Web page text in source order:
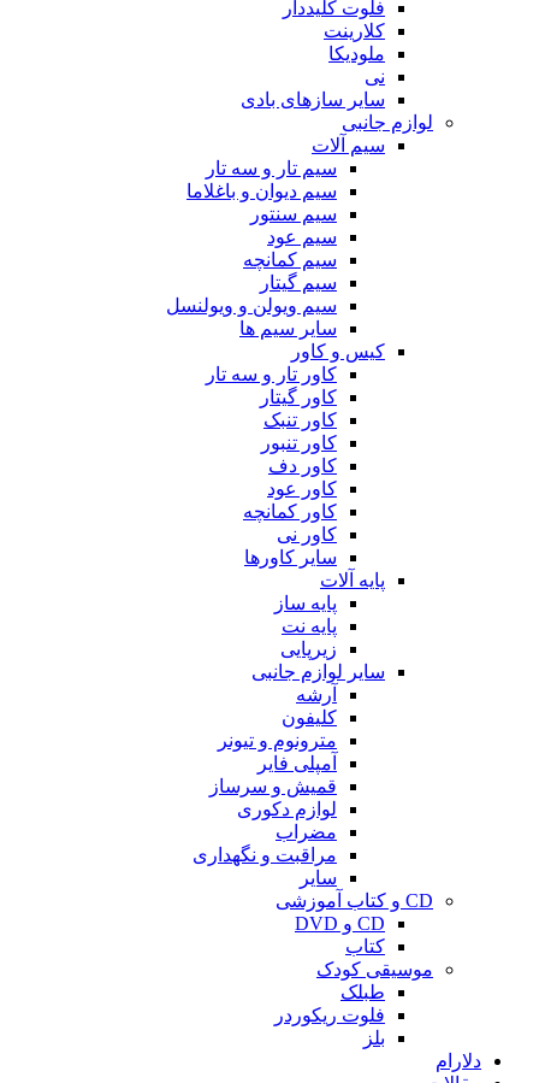
فلوت کلیددار
کلارینت
ملودیکا
نی
سایر سازهای بادی
لوازم جانبی
سیم آلات
سیم تار و سه تار
سیم دیوان و باغلاما
سیم سنتور
سیم عود
سیم کمانچه
سیم گیتار
سیم ویولن و ویولنسل
سایر سیم ها
کیس و کاور
کاور تار و سه تار
کاور گیتار
کاور تنبک
کاور تنبور
کاور دف
کاور عود
کاور کمانچه
کاور نی
سایر کاورها
پایه آلات
پایه ساز
پایه نت
زیرپایی
سایر لوازم جانبی
آرشه
کلیفون
مترونوم و تیونر
آمپلی فایر
قمیش و سرساز
لوازم دکوری
مضراب
مراقبت و نگهداری
سایر
CD و کتاب آموزشی
CD و DVD
کتاب
موسیقی کودک
طبلک
فلوت ریکوردر
بلز
دلارام